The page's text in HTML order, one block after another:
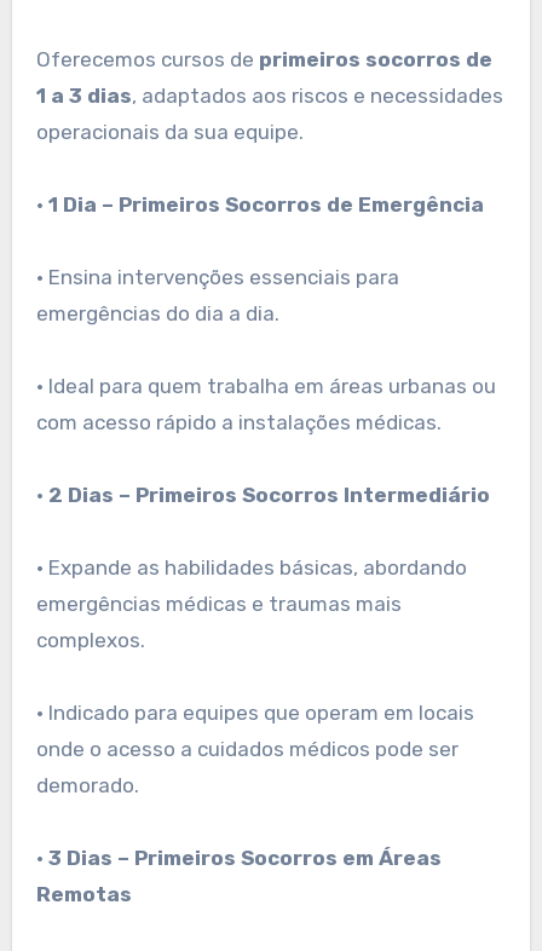
Oferecemos cursos de primeiros socorros de
1 a 3 dias, adaptados aos riscos e necessidades
operacionais da sua equipe.
• 1 Dia – Primeiros Socorros de Emergência
• Ensina intervenções essenciais para
emergências do dia a dia.
• Ideal para quem trabalha em áreas urbanas ou
com acesso rápido a instalações médicas.
• 2 Dias – Primeiros Socorros Intermediário
• Expande as habilidades básicas, abordando
emergências médicas e traumas mais
complexos.
• Indicado para equipes que operam em locais
onde o acesso a cuidados médicos pode ser
demorado.
• 3 Dias – Primeiros Socorros em Áreas
Remotas